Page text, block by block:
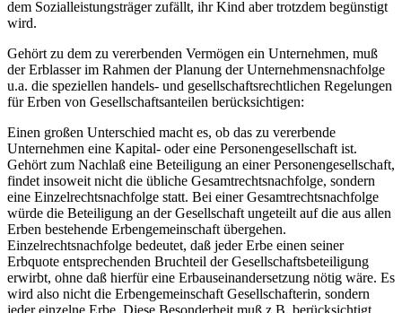
dem Sozialleistungsträger zufällt, ihr Kind aber trotzdem begünstigt
wird.
Gehört zu dem zu vererbenden Vermögen ein Unternehmen, muß
der Erblasser im Rahmen der Planung der Unternehmensnachfolge
u.a. die speziellen handels- und gesellschaftsrechtlichen Regelungen
für Erben von Gesellschaftsanteilen berücksichtigen:
Einen großen Unterschied macht es, ob das zu vererbende
Unternehmen eine Kapital- oder eine Personengesellschaft ist.
Gehört zum Nachlaß eine Beteiligung an einer Personengesellschaft,
findet insoweit nicht die übliche Gesamtrechtsnachfolge, sondern
eine Einzelrechtsnachfolge statt. Bei einer Gesamtrechtsnachfolge
würde die Beteiligung an der Gesellschaft ungeteilt auf die aus allen
Erben bestehende Erbengemeinschaft übergehen.
Einzelrechtsnachfolge bedeutet, daß jeder Erbe einen seiner
Erbquote entsprechenden Bruchteil der Gesellschaftsbeteiligung
erwirbt, ohne daß hierfür eine Erbauseinandersetzung nötig wäre. Es
wird also nicht die Erbengemeinschaft Gesellschafterin, sondern
jeder einzelne Erbe. Diese Besonderheit muß z.B. berücksichtigt